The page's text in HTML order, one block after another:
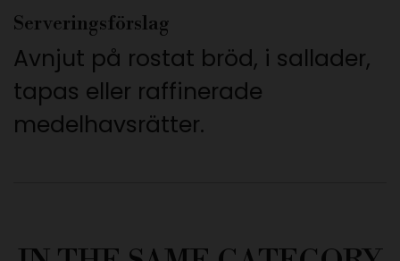
Serveringsförslag
Avnjut på rostat bröd, i sallader,
tapas eller raffinerade
medelhavsrätter.